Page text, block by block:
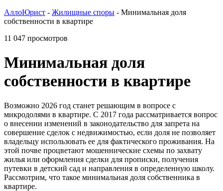
АллоЮрист - Жилищные споры - Минимальная доля
собственности в квартире
11 047 просмотров
Минимальная доля
собственности в квартире
Возможно 2026 год станет решающим в вопросе с
микродолями в квартире. С 2017 года рассматривается вопрос
о внесении изменений в законодательство для запрета на
совершение сделок с недвижимостью, если доля не позволяет
владельцу использовать ее для фактического проживания. На
этой почве процветают мошеннические схемы по захвату
жилья или оформления сделки для прописки, получения
путевки в детский сад и направления в определенную школу.
Рассмотрим, что такое минимальная доля собственника в
квартире.